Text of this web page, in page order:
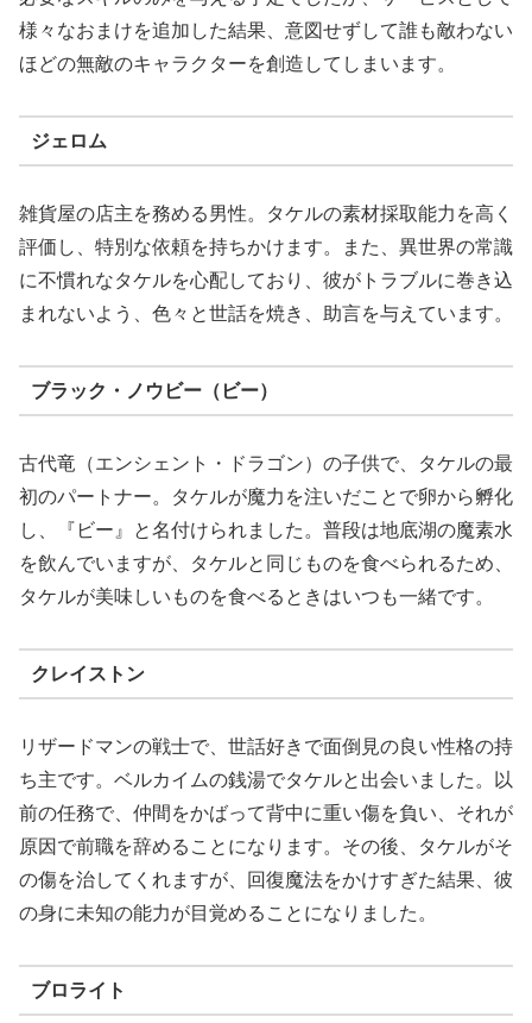
様々なおまけを追加した結果、意図せずして誰も敵わない
ほどの無敵のキャラクターを創造してしまいます。
ジェロム
雑貨屋の店主を務める男性。タケルの素材採取能力を高く
評価し、特別な依頼を持ちかけます。また、異世界の常識
に不慣れなタケルを心配しており、彼がトラブルに巻き込
まれないよう、色々と世話を焼き、助言を与えています。
ブラック・ノウビー（ビー）
古代竜（エンシェント・ドラゴン）の子供で、タケルの最
初のパートナー。タケルが魔力を注いだことで卵から孵化
し、『ビー』と名付けられました。普段は地底湖の魔素水
を飲んでいますが、タケルと同じものを食べられるため、
タケルが美味しいものを食べるときはいつも一緒です。
クレイストン
リザードマンの戦士で、世話好きで面倒見の良い性格の持
ち主です。ベルカイムの銭湯でタケルと出会いました。以
前の任務で、仲間をかばって背中に重い傷を負い、それが
原因で前職を辞めることになります。その後、タケルがそ
の傷を治してくれますが、回復魔法をかけすぎた結果、彼
の身に未知の能力が目覚めることになりました。
ブロライト